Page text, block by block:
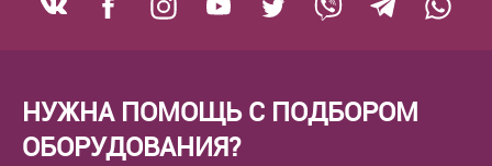
НУЖНА ПОМОЩЬ С ПОДБОРОМ
ОБОРУДОВАНИЯ?